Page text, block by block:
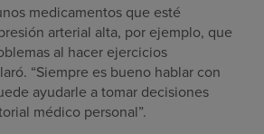
medicamentos que esté
arterial alta, por ejemplo, que
al hacer ejercicios
“Siempre es bueno hablar con
ayudarle a tomar decisiones
médico personal”.